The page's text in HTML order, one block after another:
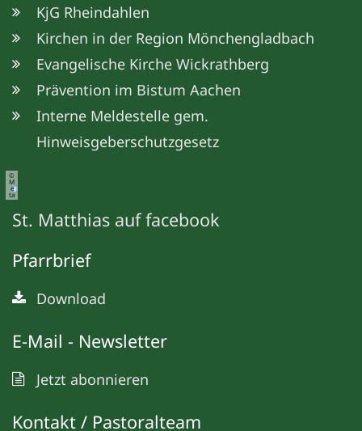
KjG Rheindahlen
Kirchen in der Region Mönchengladbach
Evangelische Kirche Wickrathberg
Prävention im Bistum Aachen
Interne Meldestelle gem.
Hinweisgeberschutzgesetz
©
M
e
ta
St. Matthias auf facebook
Pfarrbrief
Download
E-Mail - Newsletter
Jetzt abonnieren
Kontakt / Pastoralteam